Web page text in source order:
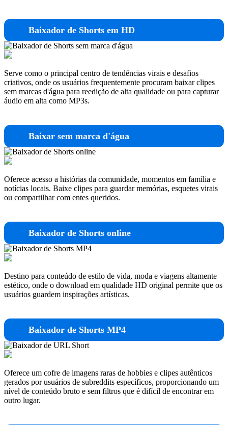
Baixador de Shorts em HD
Serve como o principal centro de tendências virais e desafios
criativos, onde os usuários frequentemente procuram baixar clipes
sem marcas d'água para reedição de alta qualidade ou para capturar
áudio em alta como MP3s.
Baixar sem marca d'água
Oferece acesso a histórias da comunidade, momentos em família e
notícias locais. Baixe clipes para guardar memórias, esquetes virais
ou compartilhar com entes queridos.
Baixador de Shorts online
Destino para conteúdo de estilo de vida, moda e viagens altamente
estético, onde o download em qualidade HD original permite que os
usuários guardem inspirações artísticas.
Baixador de Shorts MP4
Oferece um cofre de imagens raras de hobbies e clipes autênticos
gerados por usuários de subreddits específicos, proporcionando um
nível de conteúdo bruto e sem filtros que é difícil de encontrar em
outro lugar.